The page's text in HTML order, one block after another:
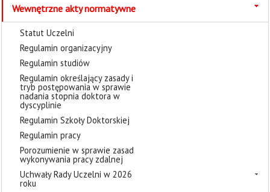
Wewnętrzne akty normatywne
Statut Uczelni
Regulamin organizacyjny
Regulamin studiów
Regulamin określający zasady i
tryb postępowania w sprawie
nadania stopnia doktora w
dyscyplinie
Regulamin Szkoły Doktorskiej
Regulamin pracy
Porozumienie w sprawie zasad
wykonywania pracy zdalnej
Uchwały Rady Uczelni w 2026
roku